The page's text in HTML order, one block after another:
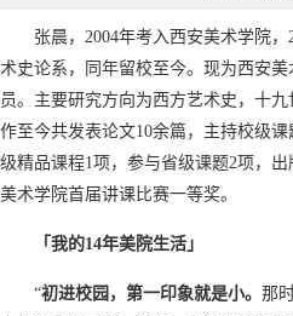
张晨，2004年考入西安美术学院
术史论系，同年留校至今。现为西安
员。主要研究方向为西方艺术史，十
作至今共发表论文10余篇，主持校级
级精品课程1项，参与省级课题2项，
美术学院首届讲课比赛一等奖。
「我的14年美院生活」
“初进校园，第一印象就是小。 那